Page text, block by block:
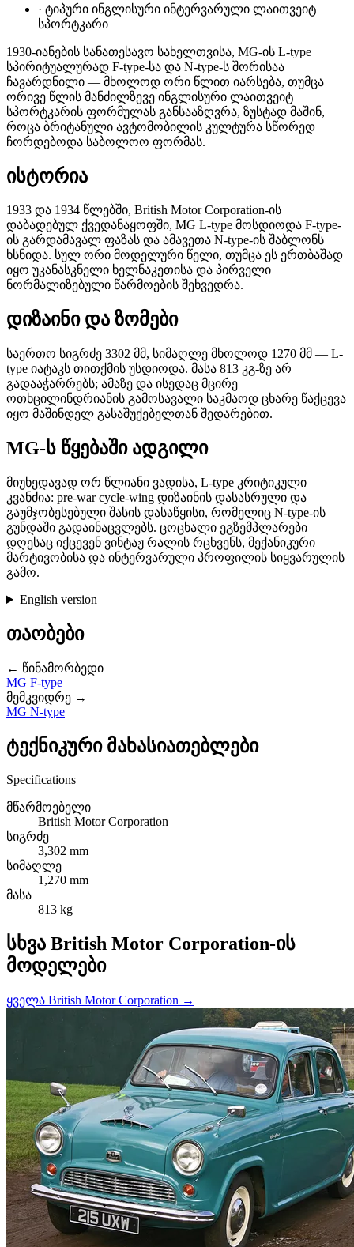
· ტიპური ინგლისური ინტერვარული ლაითვეიტ
სპორტკარი
1930-იანების სანათესავო სახელთვისა, MG-ის L-type
სპირიტუალურად F-type-სა და N-type-ს შორისაა
ჩავარდნილი — მხოლოდ ორი წლით იარსება, თუმცა
ორივე წლის მანძილზევე ინგლისური ლაითვეიტ
სპორტკარის ფორმულას განსააზღვრა, ზუსტად მაშინ,
როცა ბრიტანული ავტომობილის კულტურა სწორედ
ჩორდებოდა საბოლოო ფორმას.
ისტორია
1933 და 1934 წლებში, British Motor Corporation-ის
დაბადებულ ქვედანაყოფში, MG L-type მოსდიოდა F-type-
ის გარდამავალ ფაზას და ამავეთა N-type-ის შაბლონს
ხსნიდა. სულ ორი მოდელური წელი, თუმცა ეს ერთბაშად
იყო უკანასკნელი ხელნაკეთისა და პირველი
ნორმალიზებული წარმოების შეხვედრა.
დიზაინი და ზომები
საერთო სიგრძე 3302 მმ, სიმაღლე მხოლოდ 1270 მმ — L-
type იატაკს თითქმის უსდიოდა. მასა 813 კგ-ზე არ
გადააჭარრებს; ამაზე და ისედაც მცირე
ოთხცილინდრიანის გამოსავალი საკმაოდ ცხარე წაქცევა
იყო მაშინდელ გასაშუქებელთან შედარებით.
MG-ს წყებაში ადგილი
მიუხედავად ორ წლიანი ვადისა, L-type კრიტიკული
კვანძია: pre-war cycle-wing დიზაინის დასასრული და
გაუმჯობესებული შასის დასაწყისი, რომელიც N-type-ის
გუნდაში გადაინაცვლებს. ცოცხალი ეგზემპლარები
დღესაც იქცევენ ვინტაჟ რალის რცხვენს, მექანიკური
მარტივობისა და ინტერვარული პროფილის სიყვარულის
გამო.
English version
თაობები
← წინამორბედი
MG F-type
მემკვიდრე →
MG N-type
ტექნიკური მახასიათებლები
Specifications
მწარმოებელი
British Motor Corporation
სიგრძე
3,302 mm
სიმაღლე
1,270 mm
მასა
813 kg
სხვა British Motor Corporation-ის
მოდელები
ყველა British Motor Corporation →